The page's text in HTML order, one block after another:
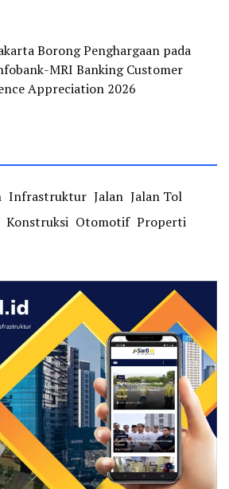
Borong Penghargaan pada
MRI Banking Customer
Appreciation 2026
Infrastruktur Jalan Jalan Tol
Konstruksi Otomotif Properti